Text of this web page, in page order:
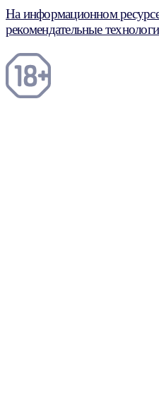
На информационном
рекомендательные